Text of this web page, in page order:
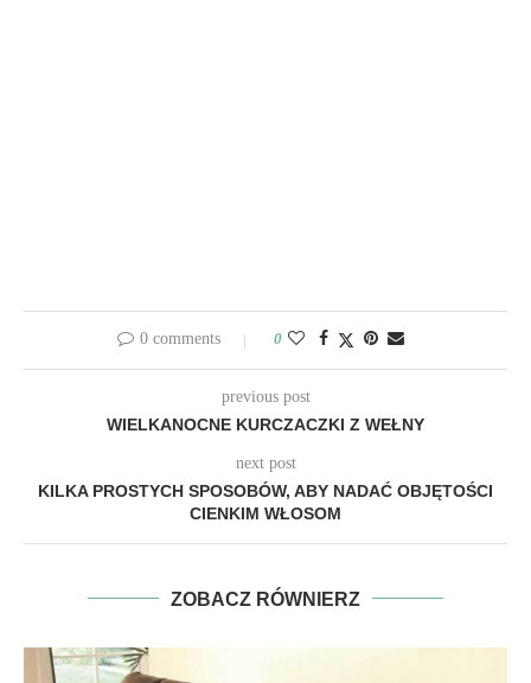
0 comments 0
previous post
WIELKANOCNE KURCZACZKI Z WEŁNY
next post
KILKA PROSTYCH SPOSOBÓW, ABY NADAĆ OBJĘTOŚCI
CIENKIM WŁOSOM
ZOBACZ RÓWNIERZ